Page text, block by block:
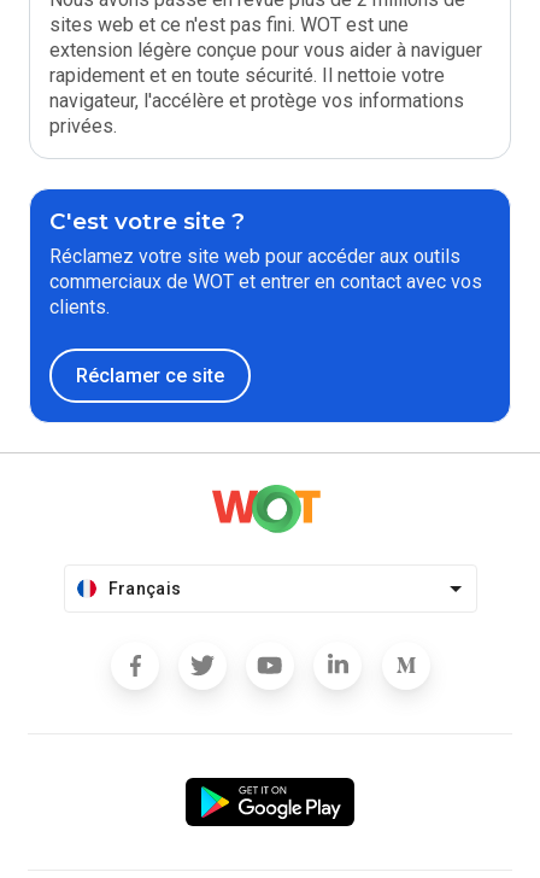
sites web et ce n'est pas fini. WOT est une
extension légère conçue pour vous aider à naviguer
rapidement et en toute sécurité. Il nettoie votre
navigateur, l'accélère et protège vos informations
privées.
C'est votre site ?
Réclamez votre site web pour accéder aux outils
commerciaux de WOT et entrer en contact avec vos
clients.
Réclamer ce site
Français